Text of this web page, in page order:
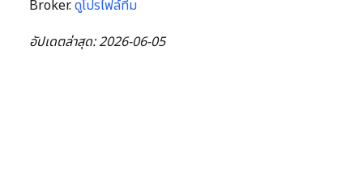
Broker.ดูโปรไฟล์ทีม
อัปเดตล่าสุด: 2026-06-05